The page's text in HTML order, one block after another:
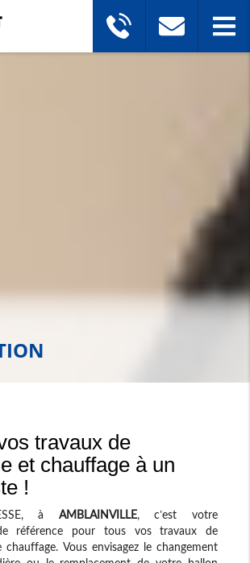
travaux de
et chauffage à un
!
à AMBLAINVILLE, c’est votre
référence pour tous vos travaux de
Vous envisagez le changement